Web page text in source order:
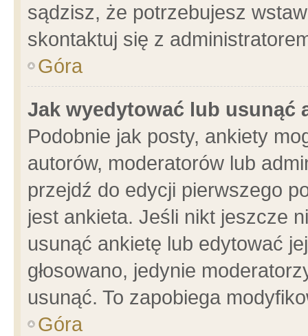
sądzisz, że potrzebujesz
skontaktuj się z
Góra
Jak wyedytować lub usunąć
Podobnie jak posty, ankiety
autorów, moderatorów lub
przejdź do edycji pierwszego
jest ankieta. Jeśli nikt jeszcze
usunąć ankietę lub edytować
głosowano, jedynie
usunąć. To zapobiega
Góra